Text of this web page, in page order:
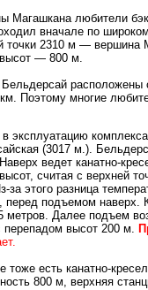
Магашкана любители
вначале по
точки 2310 м — вершина
— 800 м.
расположены
Поэтому многие
эксплуатацию
(3017 м.).
ведет канатно-
считая с верхней
за этого разница
перед подъемом наверх.
метров. Далее подъем
перепадом высот 200 м.
тоже есть канатно-
800 м, верхняя